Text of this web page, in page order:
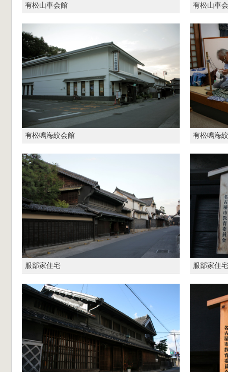
有松山車会館 有松山車
有松鳴海絞会館 有松鳴海
服部家住宅 服部家住宅